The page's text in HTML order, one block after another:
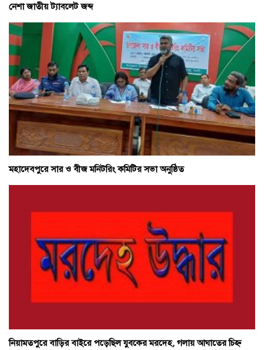
নেশা জাতীয় ট্যাবলেট জব্দ
মহাদেবপুরে সার ও বীজ মনিটরিং কমিটির সভা অনুষ্ঠিত
নিয়ামতপুরে বাড়ির বাইরে পড়েছিল যুবকের মরদেহ, গলায় আঘাতের চিহ্ন